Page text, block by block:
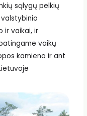
sąlygų pelkių
valstybinio
ir vaikai, ir
vaikų
kamieno ir ant